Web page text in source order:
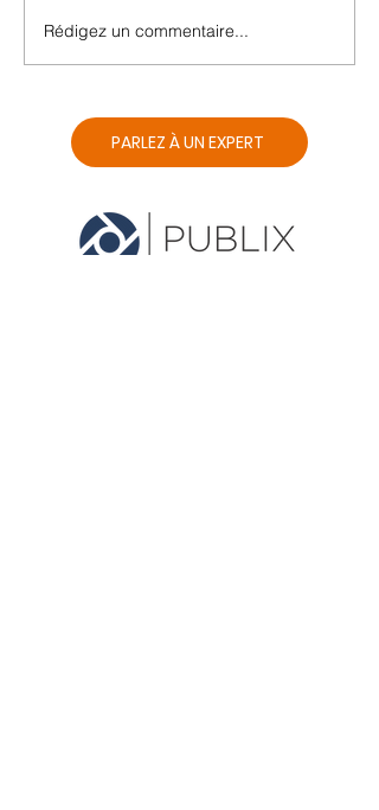
Rédigez un commentaire...
PARLEZ À UN EXPERT